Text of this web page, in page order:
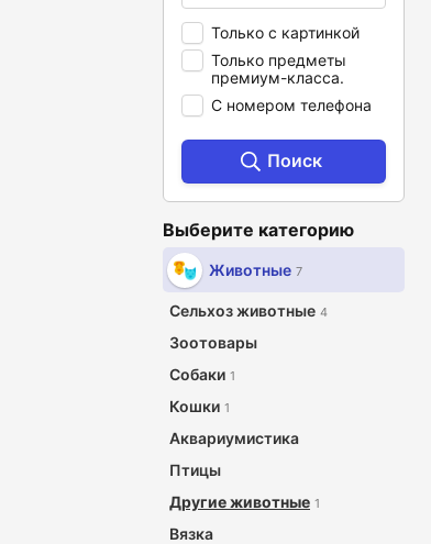
Только с картинкой
Только предметы
премиум-класса.
С номером телефона
Поиск
Выберите категорию
Животные 7
Сельхоз животные 4
Зоотовары
Собаки 1
Кошки 1
Аквариумистика
Птицы
Другие животные 1
Вязка